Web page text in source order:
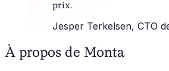
prix.
Jesper Terkelsen, CTO
À propos de Monta